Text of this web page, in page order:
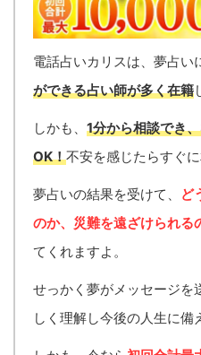
電話占いカリスは、夢占い
ができる占い師が多く在籍
しかも、 1分から相談でき、
OK！不安を感じたらすぐに
夢占いの結果を受けて、
ど
のか、災難を遠ざけられる
てくれますよ。
せっかく夢がメッセージを
しく理解し今後の人生に備